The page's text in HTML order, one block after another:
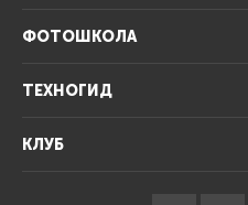
ФОТОШКОЛА
ТЕХНОГИД
КЛУБ